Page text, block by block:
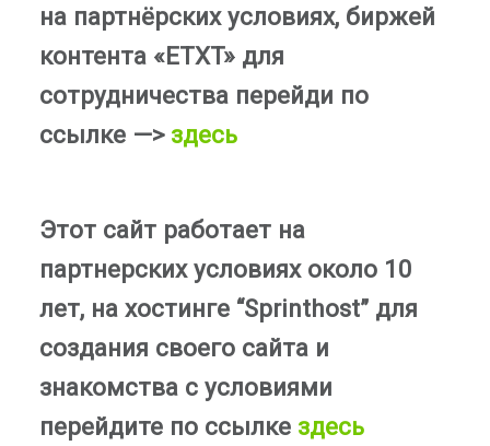
на партнёрских условиях, биржей
контента «ETXT» для
сотрудничества перейди по
ссылке —> здесь
Этот сайт работает на
партнерских условиях около 10
лет, на хостинге “Sprinthost” для
создания своего сайта и
знакомства с условиями
перейдите по ссылке здесь